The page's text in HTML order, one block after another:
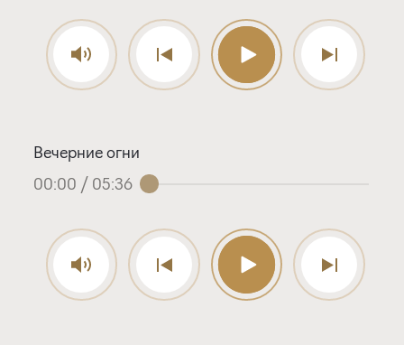
Вечерние огни
00:00 / 05:36